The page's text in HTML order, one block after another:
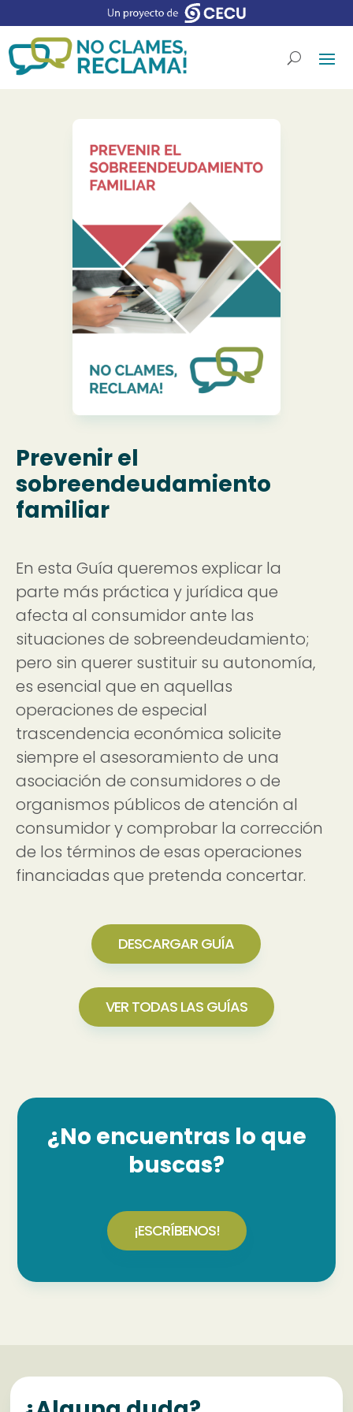
Prevenir el
sobreendeudamiento
familiar
En esta Guía queremos explicar la
parte más práctica y jurídica que
afecta al consumidor ante las
situaciones de sobreendeudamiento;
pero sin querer sustituir su autonomía,
es esencial que en aquellas
operaciones de especial
trascendencia económica solicite
siempre el asesoramiento de una
asociación de consumidores o de
organismos públicos de atención al
consumidor y comprobar la corrección
de los términos de esas operaciones
financiadas que pretenda concertar.
DESCARGAR GUÍA
VER TODAS LAS GUÍAS
¿No encuentras lo que
buscas?
¡ESCRÍBENOS!